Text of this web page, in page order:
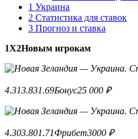
1 Украина
2 Статистика для ставок
3 Прогноз и ставка
1X2Новым игрокам
4.313.831.69Бонус25 000 ₽
4.303.801.71Фрибет3000 ₽